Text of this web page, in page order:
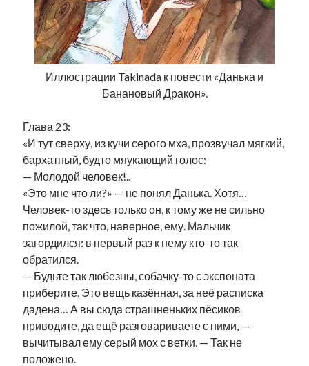
Иллюстрации Takinada к повести «Данька и
Банановый Дракон».
Глава 23:
«И тут сверху, из кучи серого мха, прозвучал мягкий,
бархатный, будто мяукающий голос:
— Молодой человек!..
«Это мне что ли?» — не понял Данька. Хотя…
Человек-то здесь только он, к тому же не сильно
пожилой, так что, наверное, ему. Мальчик
загордился: в первый раз к нему кто-то так
обратился.
— Будьте так любезны, собачку-то с экспоната
приберите. Это вещь казённая, за неё расписка
дадена… А вы сюда страшненьких пёсиков
приводите, да ещё разговариваете с ними, —
вычитывал ему серый мох с ветки. — Так не
положено.